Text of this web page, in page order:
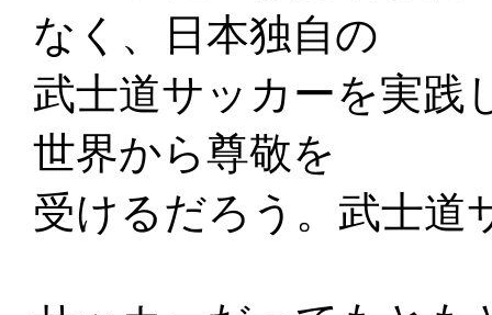
なく、日本独自の
武士道サッカーを実践
世界から尊敬を
受けるだろう。武士道